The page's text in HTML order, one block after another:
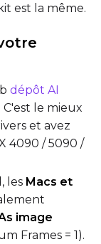
Caption
est la même.
dépôt AI
le mieux
et avez
4090 / 5090 /
les Macs et
image
Frames = 1).